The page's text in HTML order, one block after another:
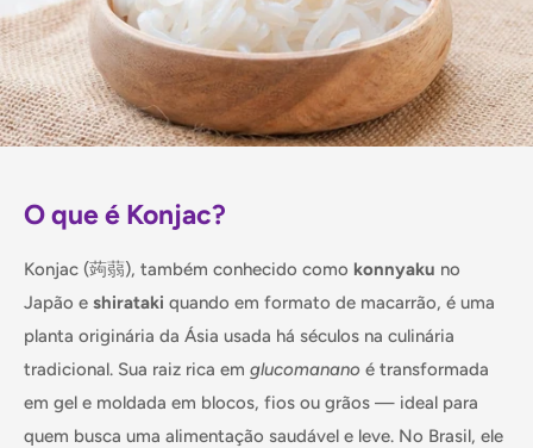
O que é Konjac?
Konjac (蒟蒻), também conhecido como konnyaku no
Japão e shirataki quando em formato de macarrão, é uma
planta originária da Ásia usada há séculos na culinária
tradicional. Sua raiz rica em glucomanano é transformada
em gel e moldada em blocos, fios ou grãos — ideal para
quem busca uma alimentação saudável e leve. No Brasil, ele